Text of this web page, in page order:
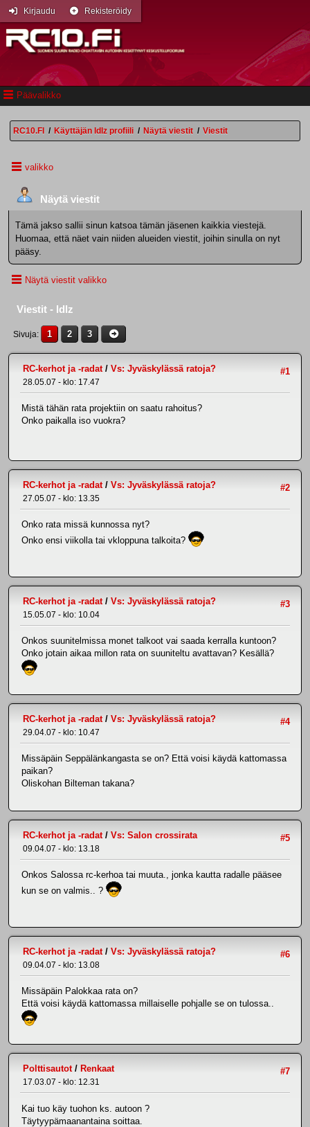
Päävalikko
Kirjaudu Rekisteröidy
RC10.FI / Käyttäjän ldlz profiili / Näytä viestit / Viestit
valikko
Näytä viestit
Tämä jakso sallii sinun katsoa tämän jäsenen kaikkia viestejä.
Huomaa, että näet vain niiden alueiden viestit, joihin sinulla on nyt
pääsy.
Näytä viestit valikko
Viestit - ldlz
Sivuja 1 2 3
#1
RC-kerhot ja -radat/ Vs: Jyväskylässä ratoja?
28.05.07 - klo: 17.47
Mistä tähän rata projektiin on saatu rahoitus?
Onko paikalla iso vuokra?
#2
RC-kerhot ja -radat/ Vs: Jyväskylässä ratoja?
27.05.07 - klo: 13.35
Onko rata missä kunnossa nyt?
Onko ensi viikolla tai vkloppuna talkoita?
#3
RC-kerhot ja -radat/ Vs: Jyväskylässä ratoja?
15.05.07 - klo: 10.04
Onkos suunitelmissa monet talkoot vai saada kerralla kuntoon?
Onko jotain aikaa millon rata on suuniteltu avattavan? Kesällä?
#4
RC-kerhot ja -radat/ Vs: Jyväskylässä ratoja?
29.04.07 - klo: 10.47
Missäpäin Seppälänkangasta se on? Että voisi käydä kattomassa
paikan?
Oliskohan Bilteman takana?
#5
RC-kerhot ja -radat/ Vs: Salon crossirata
09.04.07 - klo: 13.18
Onkos Salossa rc-kerhoa tai muuta., jonka kautta radalle pääsee
kun se on valmis.. ?
#6
RC-kerhot ja -radat/ Vs: Jyväskylässä ratoja?
09.04.07 - klo: 13.08
Missäpäin Palokkaa rata on?
Että voisi käydä kattomassa millaiselle pohjalle se on tulossa..
#7
Polttisautot/ Renkaat
17.03.07 - klo: 12.31
Kai tuo käy tuohon ks. autoon ?
Täytyypämaanantaina soittaa.